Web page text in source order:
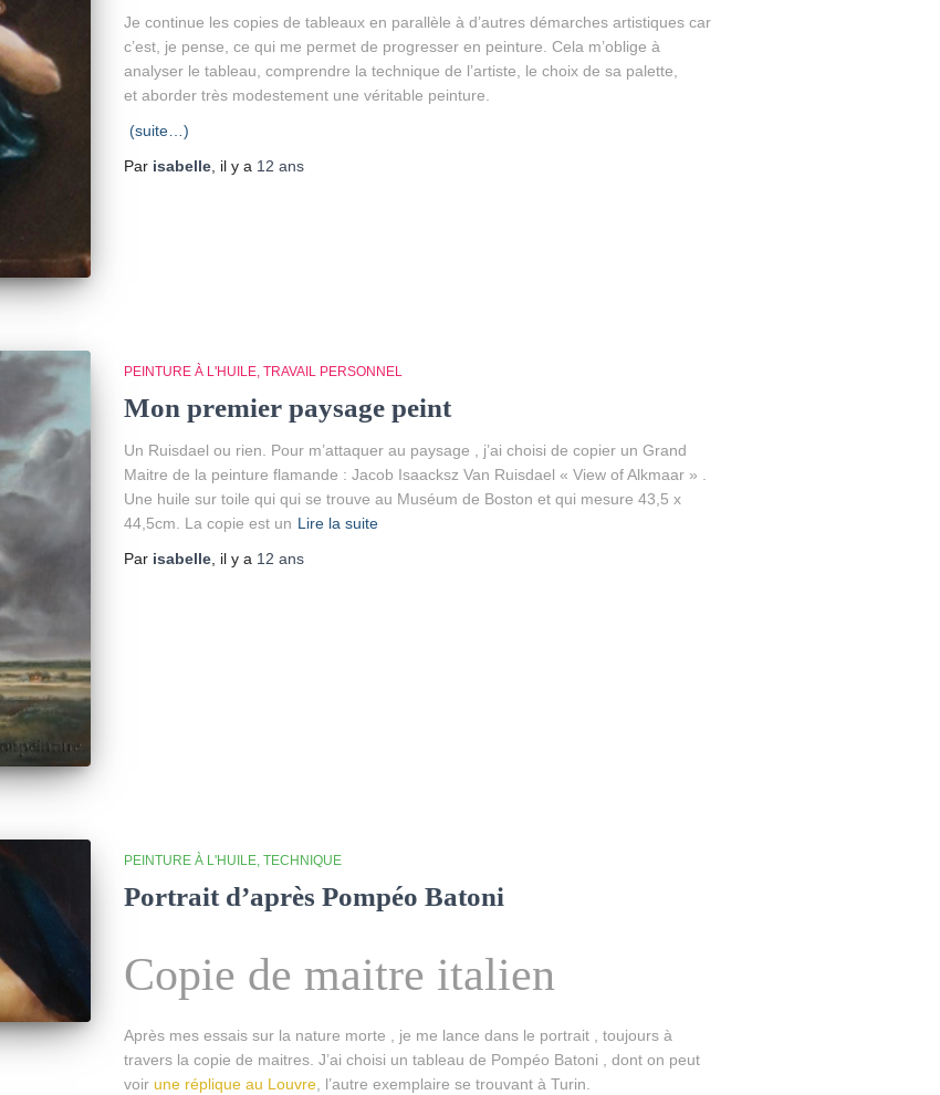
Je continue les copies de tableaux en parallèle à d’autres démarches artistiques car
c’est, je pense, ce qui me permet de progresser en peinture. Cela m’oblige à
analyser le tableau, comprendre la technique de l’artiste, le choix de sa palette,
et aborder très modestement une véritable peinture.
(suite…)
Par isabelle, il y a 12 ans
PEINTURE À L'HUILE TRAVAIL PERSONNEL
Mon premier paysage peint
Un Ruisdael ou rien. Pour m’attaquer au paysage , j’ai choisi de copier un Grand
Maitre de la peinture flamande : Jacob Isaacksz Van Ruisdael « View of Alkmaar » .
Une huile sur toile qui qui se trouve au Muséum de Boston et qui mesure 43,5 x
44,5cm. La copie est un Lire la suite
Par isabelle, il y a 12 ans
PEINTURE À L'HUILE TECHNIQUE
Portrait d’après Pompéo Batoni
Copie de maitre italien
Après mes essais sur la nature morte , je me lance dans le portrait , toujours à
travers la copie de maitres. J’ai choisi un tableau de Pompéo Batoni , dont on peut
voir une réplique au Louvre, l’autre exemplaire se trouvant à Turin.